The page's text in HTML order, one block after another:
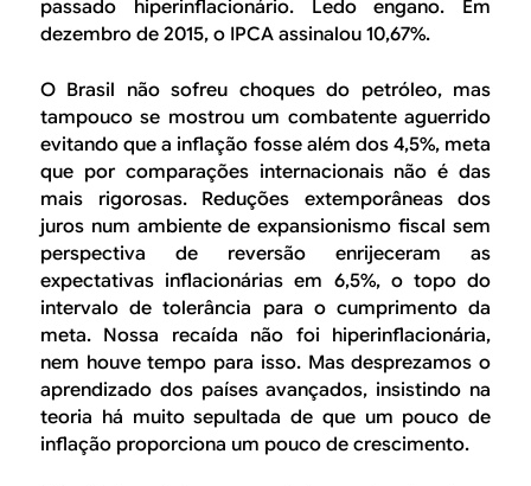
passado hiperinflacionário. Ledo engano. Em
dezembro de 2015, o IPCA assinalou 10,67%.
O Brasil não sofreu choques do petróleo, mas
tampouco se mostrou um combatente aguerrido
evitando que a inflação fosse além dos 4,5%, meta
que por comparações internacionais não é das
mais rigorosas. Reduções extemporâneas dos
juros num ambiente de expansionismo fiscal sem
perspectiva de reversão enrijeceram as
expectativas inflacionárias em 6,5%, o topo do
intervalo de tolerância para o cumprimento da
meta. Nossa recaída não foi hiperinflacionária,
nem houve tempo para isso. Mas desprezamos o
aprendizado dos países avançados, insistindo na
teoria há muito sepultada de que um pouco de
inflação proporciona um pouco de crescimento.